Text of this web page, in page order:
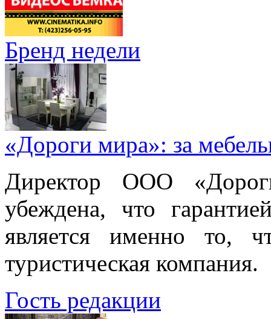
Бренд недели
«Дороги мира»: за
Директор ООО
убеждена, что
является именно то,
туристическая компания.
Гость редакции